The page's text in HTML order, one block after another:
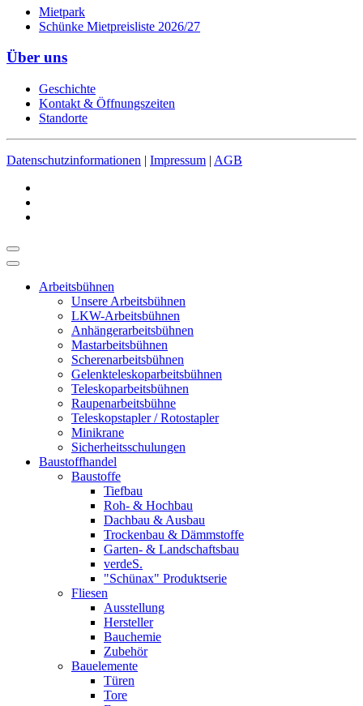
Mietpark
Schünke Mietpreisliste 2026/27
Über uns
Geschichte
Kontakt & Öffnungszeiten
Standorte
Datenschutzinformationen | Impressum | AGB
Arbeitsbühnen
Unsere Arbeitsbühnen
LKW-Arbeitsbühnen
Anhängerarbeitsbühnen
Mastarbeitsbühnen
Scherenarbeitsbühnen
Gelenkteleskoparbeitsbühnen
Teleskoparbeitsbühnen
Raupenarbeitsbühne
Teleskopstapler / Rotostapler
Minikrane
Sicherheitsschulungen
Baustoffhandel
Baustoffe
Tiefbau
Roh- & Hochbau
Dachbau & Ausbau
Trockenbau & Dämmstoffe
Garten- & Landschaftsbau
verdeS.
"Schünax" Produktserie
Fliesen
Ausstellung
Hersteller
Bauchemie
Zubehör
Bauelemente
Türen
Tore